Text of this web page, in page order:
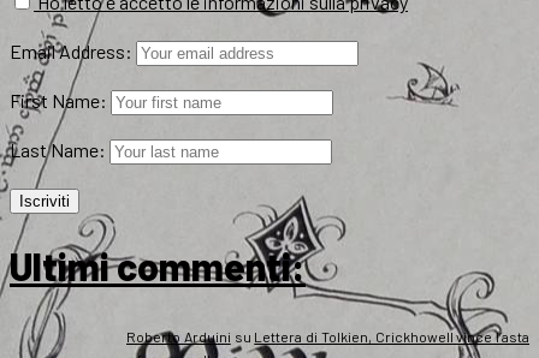
Email Address:
First Name:
Last Name:
Ultimi commenti:
Roberto Arduini su Lettera di Tolkien, Crickhowell vince l’asta